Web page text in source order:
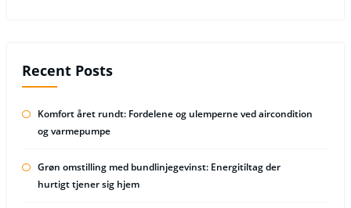
Recent Posts
Komfort året rundt: Fordelene og ulemperne ved aircondition
og varmepumpe
Grøn omstilling med bundlinjegevinst: Energitiltag der
hurtigt tjener sig hjem